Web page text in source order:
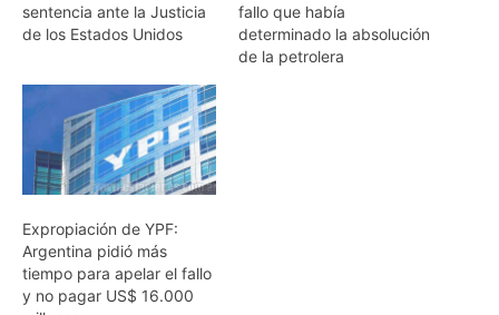
sentencia ante la Justicia
de los Estados Unidos
fallo que había
determinado la absolución
de la petrolera
Expropiación de YPF:
Argentina pidió más
tiempo para apelar el fallo
y no pagar US$ 16.000